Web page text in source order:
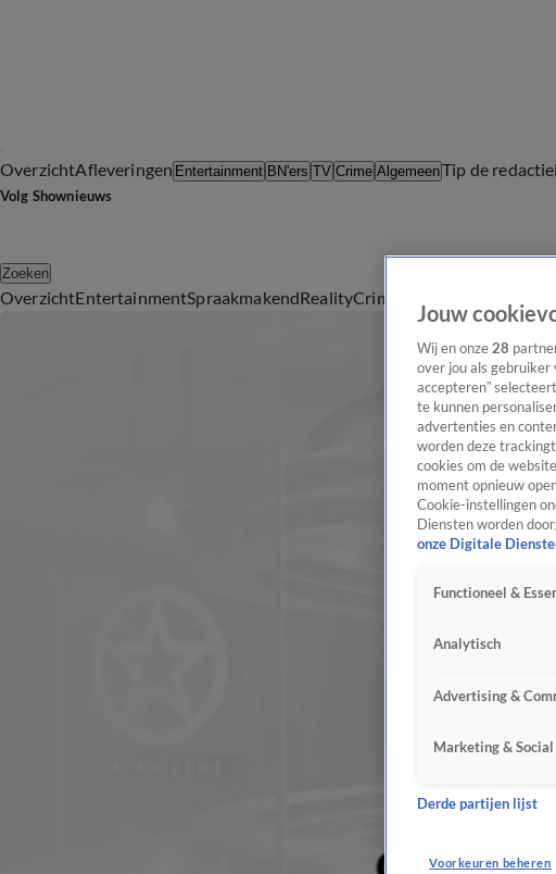
OverzichtAfleveringen Entertainment BN'ers TV Crime AlgemeenTip de redactie
Volg Shownieuws
Zoeken
OverzichtEntertainmentSpraakmakendRealityCrime
Jouw
Wij en onze 28
over jou als gebruiker
accepteren”
te kunnen
advertenties en
worden deze
cookies om de
moment opnieuw
Cookie-instellingen
Diensten worden
onze Digitale
Functioneel &
Analytisch
Advertising &
Marketing &
Derde partijen lijst
Voorkeuren beheren